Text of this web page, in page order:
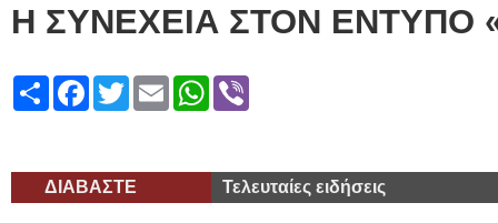
Η ΣΥΝΕΧΕΙΑ ΣΤΟΝ ΕΝΤΥΠΟ
ShareFacebook
TwitterEmailWhatsApp
ΔΙΑΒΑΣΤΕ Τελευταίες ειδήσεις